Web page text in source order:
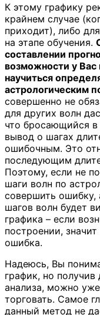
К этому графику
крайнем случае
приходит), либо
на этапе обучения.
составлении
возможности у
научиться
астрологическим
совершенно не
для других волн
что бросающийся в
вывод о шагах
ошибочным. Это
последующим
Поэтому, если не
шаги волн по
совершить ошибку,
шагов волн будет
графика – если
построении,
ошибка.
Надеюсь, Вы
график, но получив
анализа, можно
торговать. Самое
данный метод не